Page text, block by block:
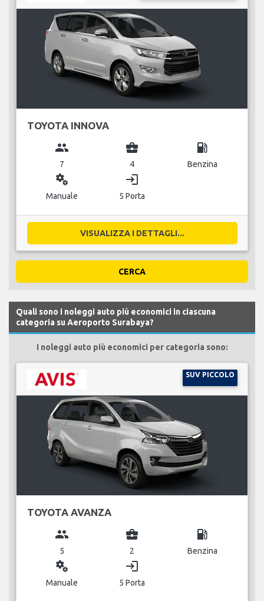
TOYOTA INNOVA
group
7
business_center
4
local_gas_station
Benzina
miscellaneous_services
Manuale
login
5 Porta
VISUALIZZA I DETTAGLI...
CERCA
Quali sono i noleggi auto più economici in ciascuna
categoria su Aeroporto Surabaya?
I noleggi auto più economici per categoria sono:
SUV PICCOLO
TOYOTA AVANZA
group
5
business_center
2
local_gas_station
Benzina
miscellaneous_services
Manuale
login
5 Porta